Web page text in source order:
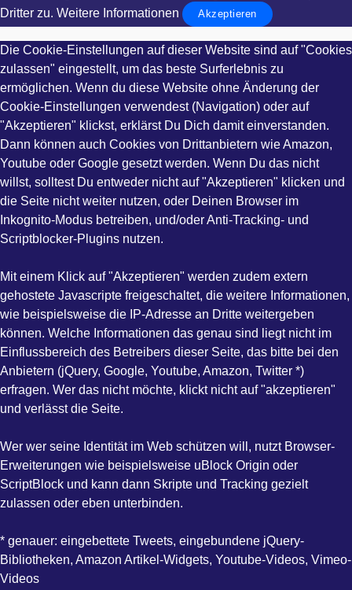
Dritter zu. Weitere Informationen Akzeptieren
Die Cookie-Einstellungen auf dieser Website sind auf "Cookies
zulassen" eingestellt, um das beste Surferlebnis zu
ermöglichen. Wenn du diese Website ohne Änderung der
Cookie-Einstellungen verwendest (Navigation) oder auf
"Akzeptieren" klickst, erklärst Du Dich damit einverstanden.
Dann können auch Cookies von Drittanbietern wie Amazon,
Youtube oder Google gesetzt werden. Wenn Du das nicht
willst, solltest Du entweder nicht auf "Akzeptieren" klicken und
die Seite nicht weiter nutzen, oder Deinen Browser im
Inkognito-Modus betreiben, und/oder Anti-Tracking- und
Scriptblocker-Plugins nutzen.
Mit einem Klick auf "Akzeptieren" werden zudem extern
gehostete Javascripte freigeschaltet, die weitere Informationen,
wie beispielsweise die IP-Adresse an Dritte weitergeben
können. Welche Informationen das genau sind liegt nicht im
Einflussbereich des Betreibers dieser Seite, das bitte bei den
Anbietern (jQuery, Google, Youtube, Amazon, Twitter *)
erfragen. Wer das nicht möchte, klickt nicht auf "akzeptieren"
und verlässt die Seite.
Wer wer seine Identität im Web schützen will, nutzt Browser-
Erweiterungen wie beispielsweise uBlock Origin oder
ScriptBlock und kann dann Skripte und Tracking gezielt
zulassen oder eben unterbinden.
* genauer: eingebettete Tweets, eingebundene jQuery-
Bibliotheken, Amazon Artikel-Widgets, Youtube-Videos, Vimeo-
Videos